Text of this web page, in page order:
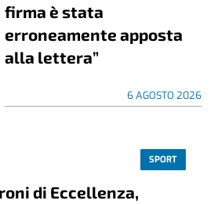
firma è stata
erroneamente apposta
alla lettera”
6 AGOSTO 2026
SPORT
di Eccellenza,